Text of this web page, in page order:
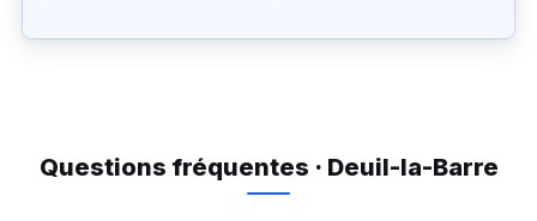
Questions fréquentes · Deuil-la-Barre